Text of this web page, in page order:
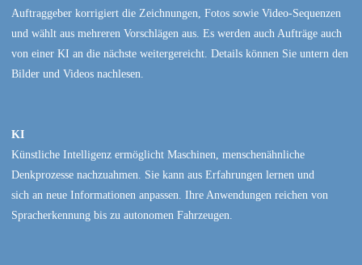
Auftraggeber korrigiert die Zeichnungen, Fotos sowie Video-Sequenzen
und wählt aus mehreren Vorschlägen aus. Es werden auch Aufträge auch
von einer KI an die nächste weitergereicht. Details können Sie untern den
Bilder und Videos nachlesen.
KI
Künstliche Intelligenz ermöglicht Maschinen, menschenähnliche
Denkprozesse nachzuahmen. Sie kann aus Erfahrungen lernen und
sich an neue Informationen anpassen. Ihre Anwendungen reichen von
Spracherkennung bis zu autonomen Fahrzeugen.